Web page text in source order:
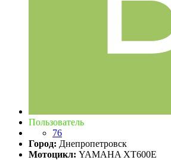
Пользователь
76
Город: Днепропетровск
Мотоцикл: YAMAHA XT600E